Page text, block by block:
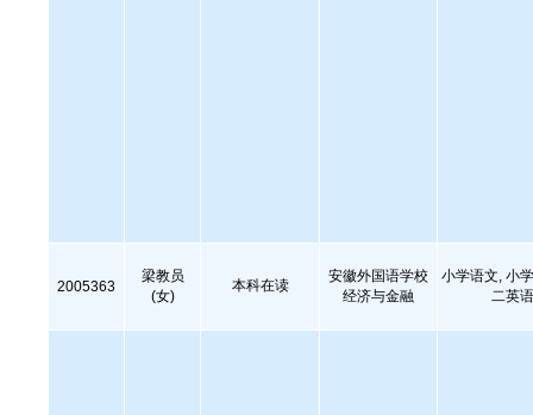
2005363
梁教员
(女)
本科在读
安徽外国语学校
经济与金融
小学语文, 小
二英